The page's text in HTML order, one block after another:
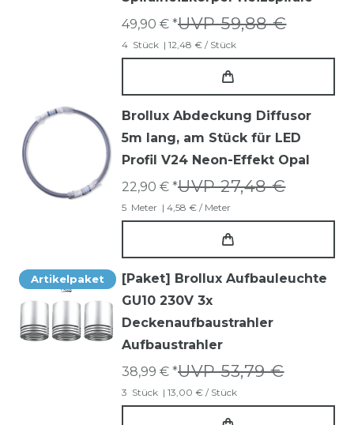
UVP 59,88 €
49,90 € *
4 Stück | 12,48 € / Stück
Brollux Abdeckung Diffusor
5m lang, am Stück für LED
Profil V24 Neon-Effekt Opal
UVP 27,48 €
22,90 € *
5 Meter | 4,58 € / Meter
Artikelpaket
[Paket] Brollux Aufbauleuchte
GU10 230V 3x
Deckenaufbaustrahler
Aufbaustrahler
UVP 53,79 €
38,99 € *
3 Stück | 13,00 € / Stück